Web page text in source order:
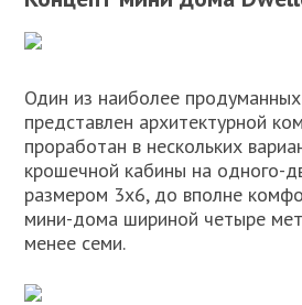
Один из наиболее
представлен архитектурной
проработан в нескольких
крошечной кабины на одного-
размером 3х6, до вполне
мини-дома шириной четыре
менее семи.